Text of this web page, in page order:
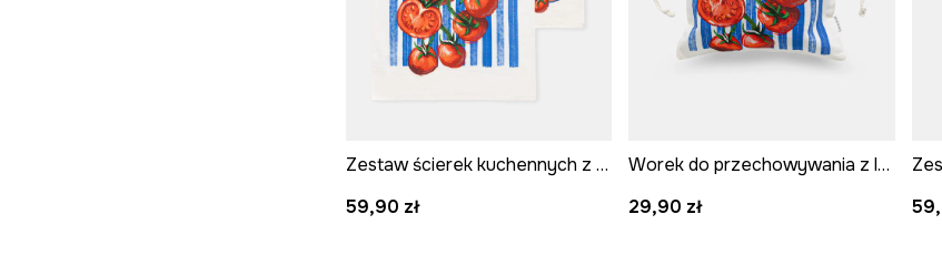
Zestaw ścierek kuchennych z dodatkiem lnu
59,90 zł
Worek do przechowywania z lnem
29,90 zł